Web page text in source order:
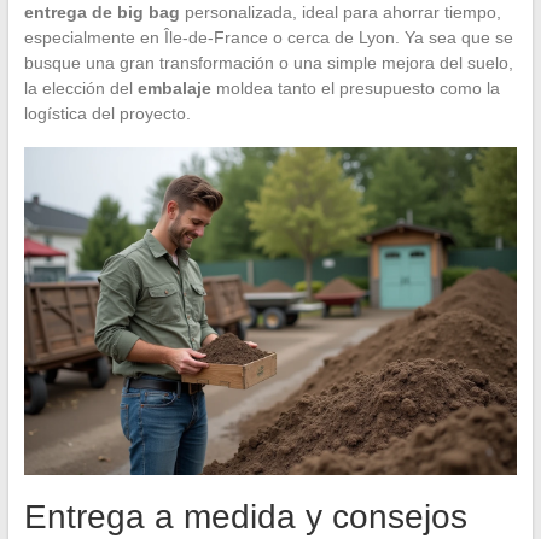
entrega de big bag personalizada, ideal para ahorrar tiempo,
especialmente en Île-de-France o cerca de Lyon. Ya sea que se
busque una gran transformación o una simple mejora del suelo,
la elección del embalajemoldea tanto el presupuesto como la
logística del proyecto.
Entrega a medida y consejos